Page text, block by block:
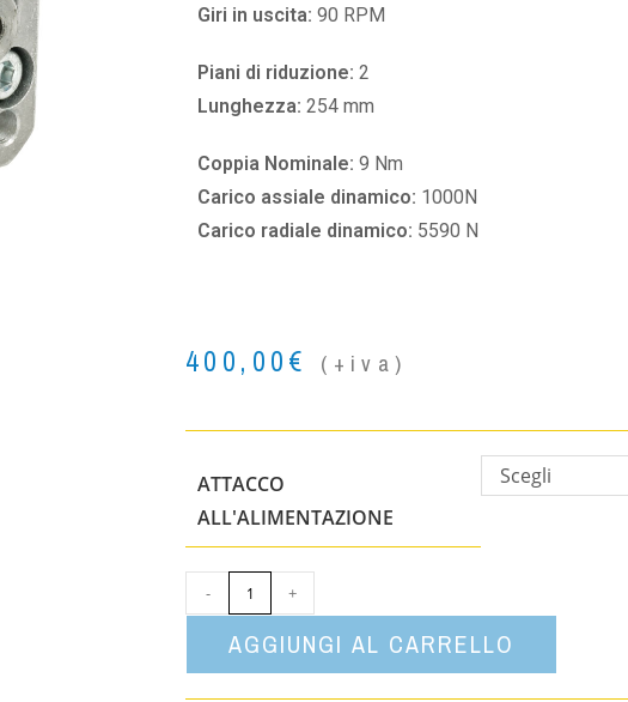
Giri in uscita: 90 RPM
Piani di riduzione: 2
Lunghezza: 254 mm
Coppia Nominale: 9 Nm
Carico assiale dinamico: 1000N
Carico radiale dinamico: 5590 N
400,00€ (+iva)
ATTACCO
ALL'ALIMENTAZIONE
Scegli
- +
AGGIUNGI AL CARRELLO